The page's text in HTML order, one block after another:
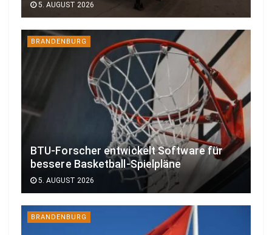
5. AUGUST 2026
BRANDENBURG
BTU-Forscher entwickelt Software für
bessere Basketball-Spielpläne
5. AUGUST 2026
BRANDENBURG